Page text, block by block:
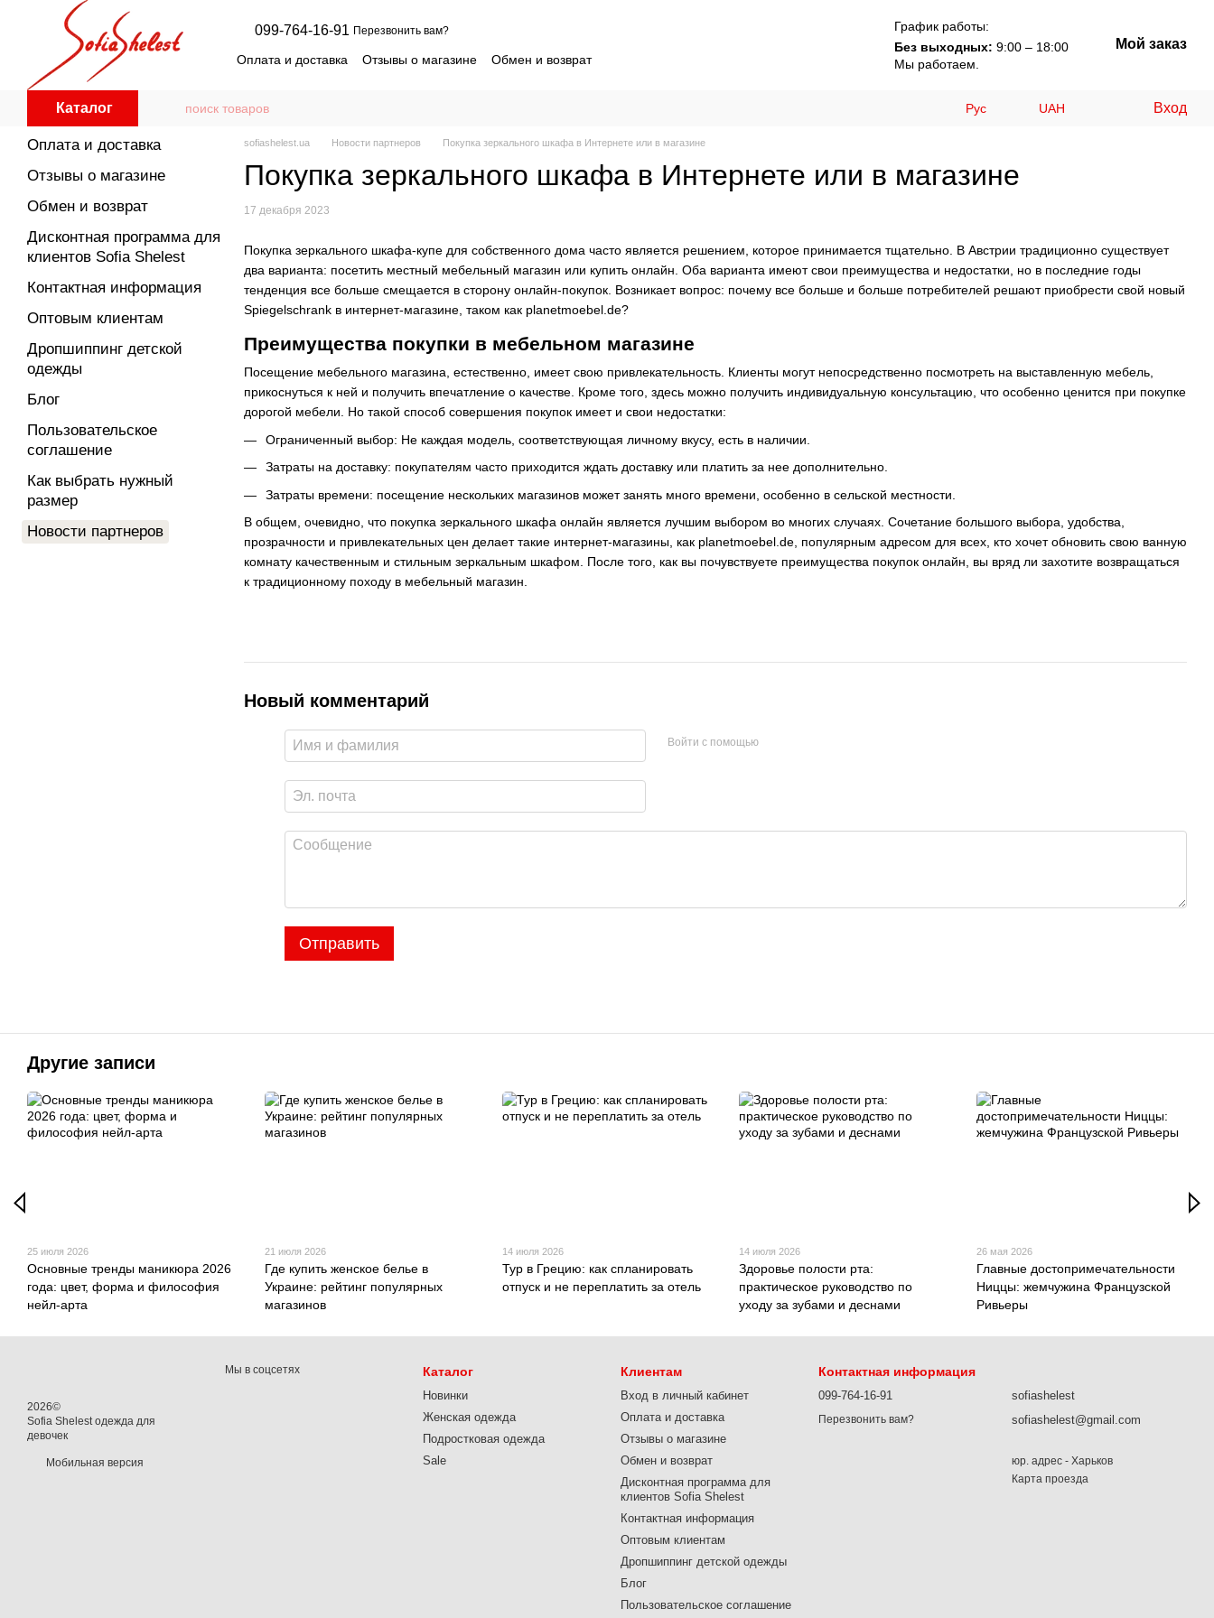
Перейти к основному контенту
099-764-16-91 Перезвонить вам?
Оплата и доставка Отзывы о магазине
Обмен и возврат
Пользовательское соглашение
График работы:
Без выходных: 9:00 – 18:00
Мы работаем.
Мой заказ
Каталог Рус UAH Вход
sofiashelest.ua Новости партнеров Покупка зеркального шкафа в Интернете или в магазине
Покупка зеркального шкафа в Интернете или в магазине
17 декабря 2023
Покупка зеркального шкафа-купе для собственного дома часто является решением, которое принимается тщательно. В Австрии традиционно существует
два варианта: посетить местный мебельный магазин или купить онлайн. Оба варианта имеют свои преимущества и недостатки, но в последние годы
тенденция все больше смещается в сторону онлайн-покупок. Возникает вопрос: почему все больше и больше потребителей решают приобрести свой новый
Spiegelschrank в интернет-магазине, таком как planetmoebel.de?
Преимущества покупки в мебельном магазине
Посещение мебельного магазина, естественно, имеет свою привлекательность. Клиенты могут непосредственно посмотреть на выставленную мебель,
прикоснуться к ней и получить впечатление о качестве. Кроме того, здесь можно получить индивидуальную консультацию, что особенно ценится при покупке
дорогой мебели. Но такой способ совершения покупок имеет и свои недостатки:
Ограниченный выбор: Не каждая модель, соответствующая личному вкусу, есть в наличии.
Затраты на доставку: покупателям часто приходится ждать доставку или платить за нее дополнительно.
Затраты времени: посещение нескольких магазинов может занять много времени, особенно в сельской местности.
В общем, очевидно, что покупка зеркального шкафа онлайн является лучшим выбором во многих случаях. Сочетание большого выбора, удобства,
прозрачности и привлекательных цен делает такие интернет-магазины, как planetmoebel.de, популярным адресом для всех, кто хочет обновить свою ванную
комнату качественным и стильным зеркальным шкафом. После того, как вы почувствуете преимущества покупок онлайн, вы вряд ли захотите возвращаться
к традиционному походу в мебельный магазин.
Новый комментарий
Войти с помощью
Отправить
Оплата и доставка
Отзывы о магазине
Обмен и возврат
Дисконтная программа для
клиентов Sofia Shelest
Контактная информация
Оптовым клиентам
Дропшиппинг детской
одежды
Блог
Пользовательское
соглашение
Как выбрать нужный
размер
Новости партнеров
Другие записи
25 июля 2026
Основные тренды маникюра 2026
года: цвет, форма и философия
нейл-арта
21 июля 2026
Где купить женское белье в
Украине: рейтинг популярных
магазинов
14 июля 2026
Тур в Грецию: как спланировать
отпуск и не переплатить за отель
14 июля 2026
Здоровье полости рта:
практическое руководство по
уходу за зубами и деснами
26 мая 2026
Главные достопримечательности
Ниццы: жемчужина Французской
Ривьеры
2026©
Sofia Shelest одежда для
девочек
Мобильная версия
Мы в соцсетях Каталог
Новинки
Женская одежда
Подростковая одежда
Sale
Клиентам
Вход в личный кабинет
Оплата и доставка
Отзывы о магазине
Обмен и возврат
Дисконтная программа для
клиентов Sofia Shelest
Контактная информация
Оптовым клиентам
Дропшиппинг детской одежды
Блог
Пользовательское соглашение
Контактная информация
099-764-16-91
Перезвонить вам?
sofiashelest
sofiashelest@gmail.com
юр. адрес - Харьков
Карта проезда